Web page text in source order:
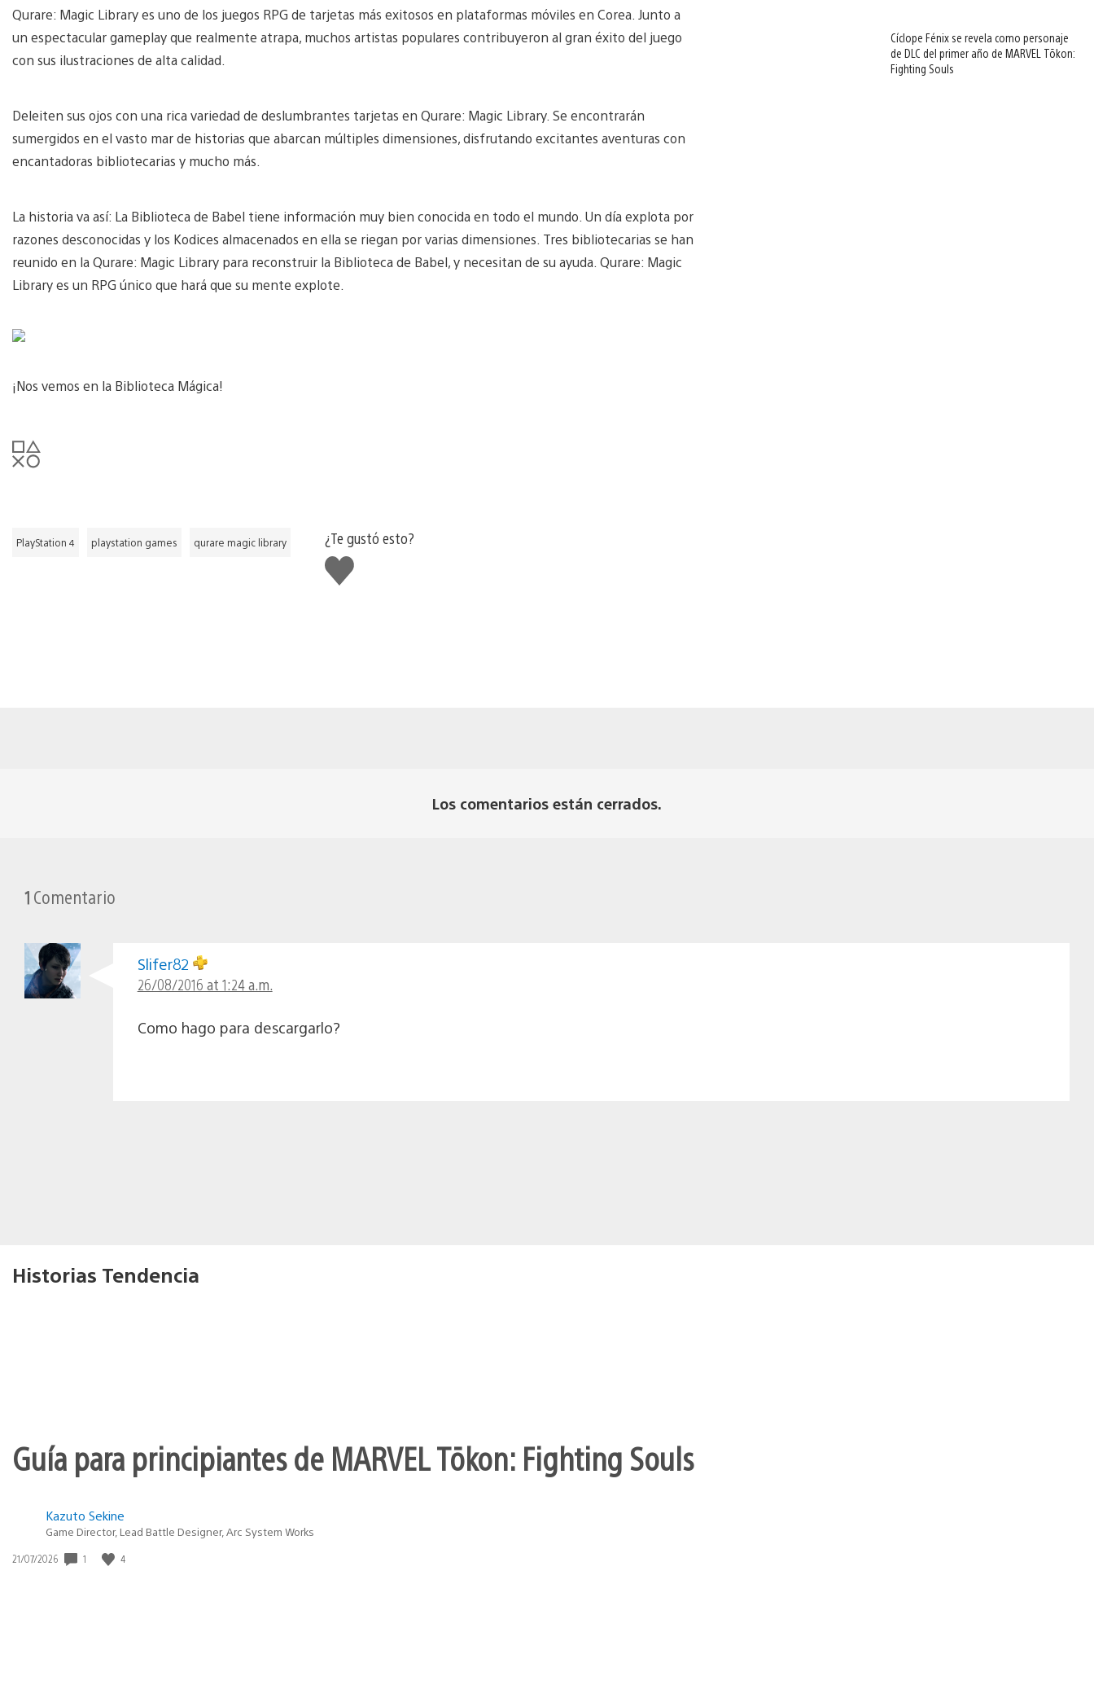
Qurare: Magic Library es uno de los juegos RPG de tarjetas más exitosos en plataformas móviles en Corea. Junto a
un espectacular gameplay que realmente atrapa, muchos artistas populares contribuyeron al gran éxito del juego
con sus ilustraciones de alta calidad.
Deleiten sus ojos con una rica variedad de deslumbrantes tarjetas en Qurare: Magic Library. Se encontrarán
sumergidos en el vasto mar de historias que abarcan múltiples dimensiones, disfrutando excitantes aventuras con
encantadoras bibliotecarias y mucho más.
La historia va así: La Biblioteca de Babel tiene información muy bien conocida en todo el mundo. Un día explota por
razones desconocidas y los Kodices almacenados en ella se riegan por varias dimensiones. Tres bibliotecarias se han
reunido en la Qurare: Magic Library para reconstruir la Biblioteca de Babel, y necesitan de su ayuda. Qurare: Magic
Library es un RPG único que hará que su mente explote.
¡Nos vemos en la Biblioteca Mágica!
PlayStation 4 playstation games qurare magic library
¿Te gustó esto?
Me
gusta
Cíclope Fénix se revela como personaje
de DLC del primer año de MARVEL Tōkon:
Fighting Souls
Los comentarios están cerrados.
1 Comentario
Slifer82
26/08/2016 at 1:24 a.m.
Como hago para descargarlo?
Historias Tendencia
Guía para principiantes de MARVEL Tōkon: Fighting Souls
Kazuto Sekine
Game Director, Lead Battle Designer, Arc System Works
Fecha
21/07/2026 1 4